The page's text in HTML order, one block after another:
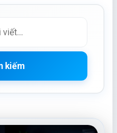
kiếm